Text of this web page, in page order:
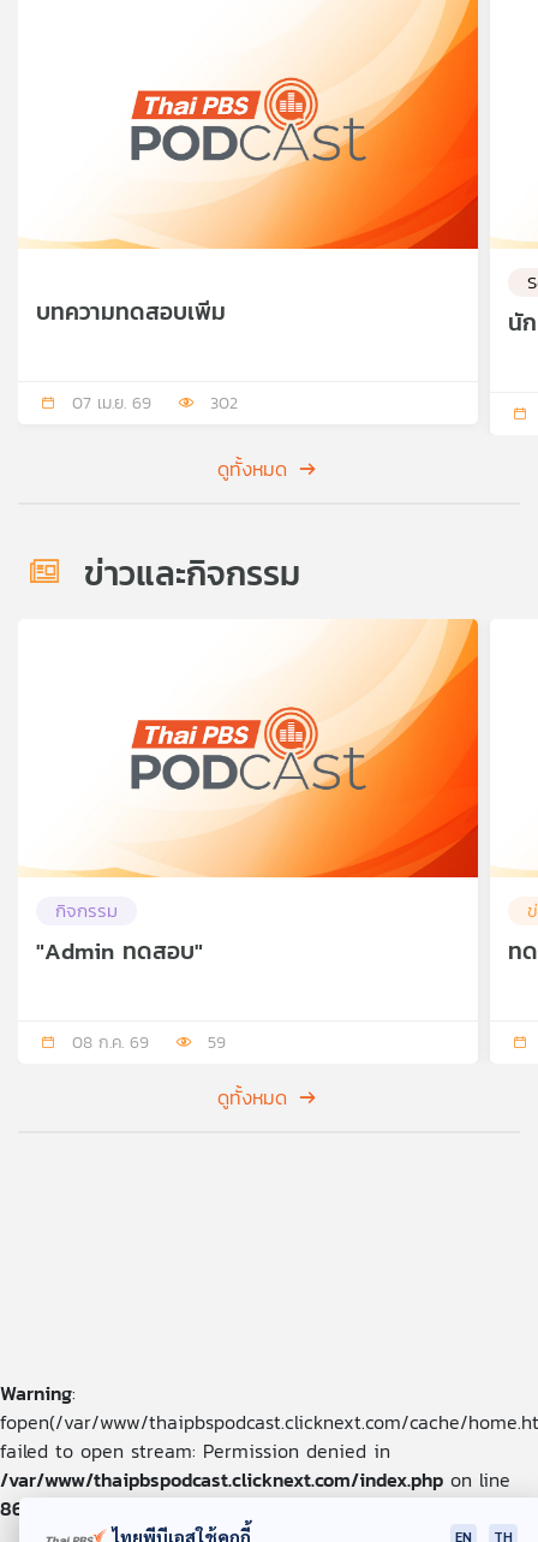
บทความทดสอบเพิ่ม
07 เม.ย. 69 302
นั
ดูทั้งหมด
ข่าวและกิจกรรม
กิจกรรม
"Admin ทดสอบ"
08 ก.ค. 69 59
ท
ดูทั้งหมด
Warning:
fopen(/var/www/thaipbspodcast.clicknext.com/cache/
failed to open stream: Permission denied in
/var/www/thaipbspodcast.clicknext.com/index.php on line
869
ไทยพีบีเอสใช้คุกกี้ EN TH